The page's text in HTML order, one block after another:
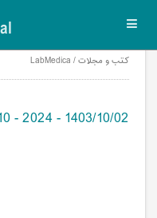
کتب و مجلات / LabMedica
- 2024 - 1403/10/02